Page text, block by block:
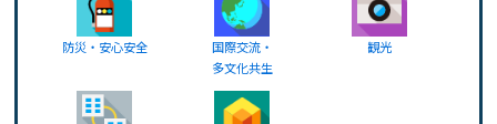
防災・安心安全
国際交流・
多文化共生
観光